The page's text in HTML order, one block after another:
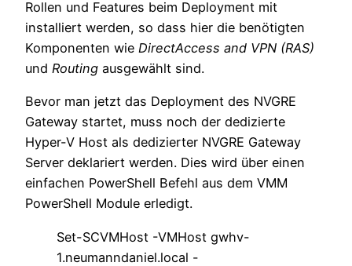
Rollen und Features beim Deployment mit
installiert werden, so dass hier die benötigten
Komponenten wie DirectAccess and VPN (RAS)
und Routing ausgewählt sind.
Bevor man jetzt das Deployment des NVGRE
Gateway startet, muss noch der dedizierte
Hyper-V Host als dedizierter NVGRE Gateway
Server deklariert werden. Dies wird über einen
einfachen PowerShell Befehl aus dem VMM
PowerShell Module erledigt.
Set-SCVMHost -VMHost gwhv-
1.neumanndaniel.local -